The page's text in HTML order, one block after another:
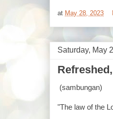
at May 28, 2023
Saturday, May
(sambungan)
"The law of the